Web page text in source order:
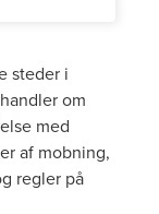
steder i
om
med
af mobning,
regler på